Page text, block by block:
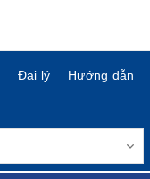
Đại lý
Hướng dẫn